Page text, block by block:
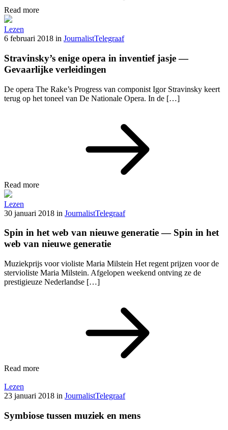
Read more
Lezen
6 februari 2018 in JournalistTelegraaf
Stravinsky’s enige opera in inventief jasje —
Gevaarlijke verleidingen
De opera The Rake’s Progress van componist Igor Stravinsky keert
terug op het toneel van De Nationale Opera. In de […]
Read more
Lezen
30 januari 2018 in JournalistTelegraaf
Spin in het web van nieuwe generatie — Spin in het
web van nieuwe generatie
Muziekprijs voor violiste Maria Milstein Het regent prijzen voor de
stervioliste Maria Milstein. Afgelopen weekend ontving ze de
prestigieuze Nederlandse […]
Read more
Lezen
23 januari 2018 in JournalistTelegraaf
Symbiose tussen muziek en mens